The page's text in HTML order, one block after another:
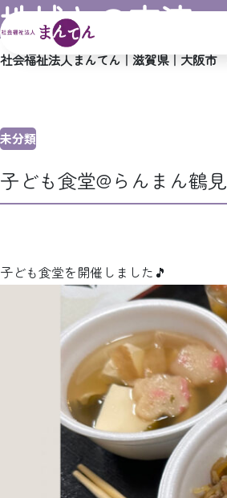
地域との交流
社会福祉法人まんてん｜滋賀県｜大阪市
未分類
子ども食堂@らんまん鶴見
子ども食堂を開催しました🎵